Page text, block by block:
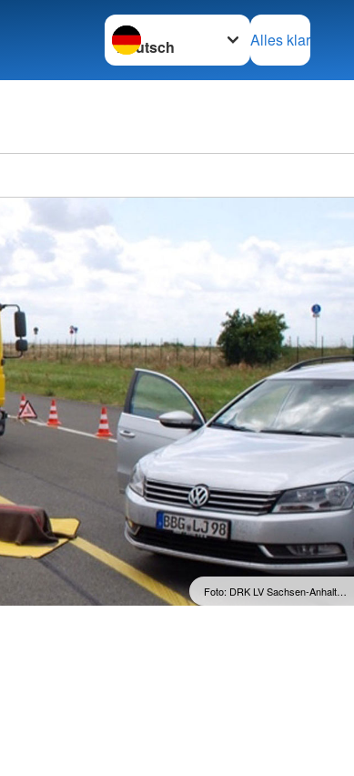
Sprache wechseln zu
Alles klar
Foto: DRK LV Sachsen-Anhalt…